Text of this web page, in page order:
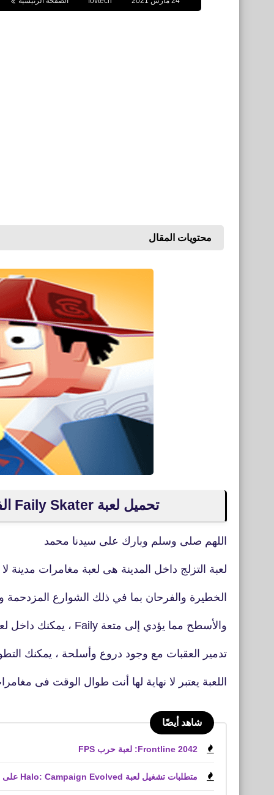
محتويات المقال
تحميل لعبة Faily Skater الفيليين المتزلج للأيفون والأندرويد XAPK
اللهم صلى وسلم وبارك على سيدنا محمد
لعبة التزلج داخل المدينة هى لعبة مغامرات مدينة لا
الخطيرة والفرحان بما في ذلك الشوارع المزدحمة
والأسطح مما يؤدي إلى متعة Faily ، يمكنك داخل لعبة لعبة Faily Skater الفيليين المتزلج
تدمير العقبات مع وجود دروع وأسلحة ، يمكنك
اللعبة يعتبر لا نهاية لها أنت طوال الوقت فى
شاهد أيضًا
Frontline 2042: لعبة حرب FPS
متطلبات تشغيل لعبة Halo: Campaign Evolved على الكمبيوتر الشخصي